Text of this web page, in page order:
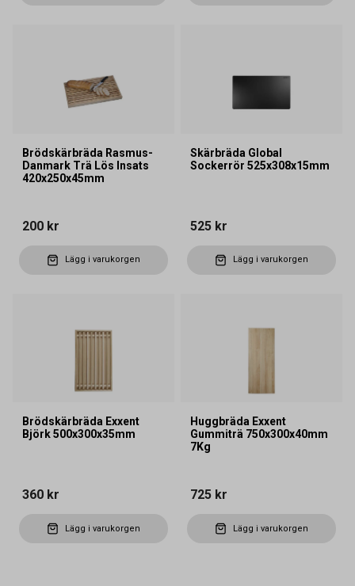
Brödskärbräda Rasmus-
Danmark Trä Lös Insats
420x250x45mm
200 kr
Lägg i varukorgen
Skärbräda Global
Sockerrör 525x308x15mm
525 kr
Lägg i varukorgen
Brödskärbräda Exxent
Björk 500x300x35mm
360 kr
Lägg i varukorgen
Huggbräda Exxent
Gummiträ 750x300x40mm
7Kg
725 kr
Lägg i varukorgen